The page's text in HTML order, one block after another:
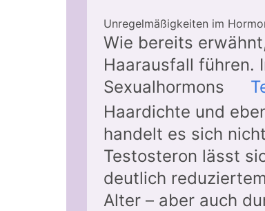
Unregelmäßigkeiten im
Wie bereits
Haarausfall führen.
Sexualhormons
Haardichte und
handelt es sich
Testosteron lässt
deutlich
Alter – aber auch